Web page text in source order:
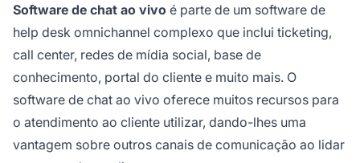
Software de chat ao vivo é parte de um software de
help desk omnichannel complexo que inclui ticketing,
call center, redes de mídia social, base de
conhecimento, portal do cliente e muito mais. O
software de chat ao vivo oferece muitos recursos para
o atendimento ao cliente utilizar, dando-lhes uma
vantagem sobre outros canais de comunicação ao lidar